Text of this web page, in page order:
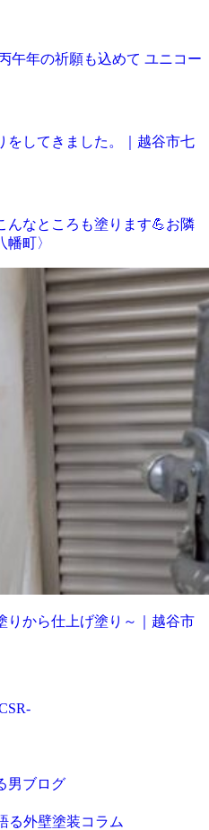
午年の祈願も込めて ユニコー
をしてきました。｜越谷市七
んなところも塗ります💪お隣
町〉
りから仕上げ塗り～｜越谷市
男ブログ
る外壁塗装コラム